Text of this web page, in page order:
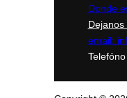
Donde
Dejanos
email: